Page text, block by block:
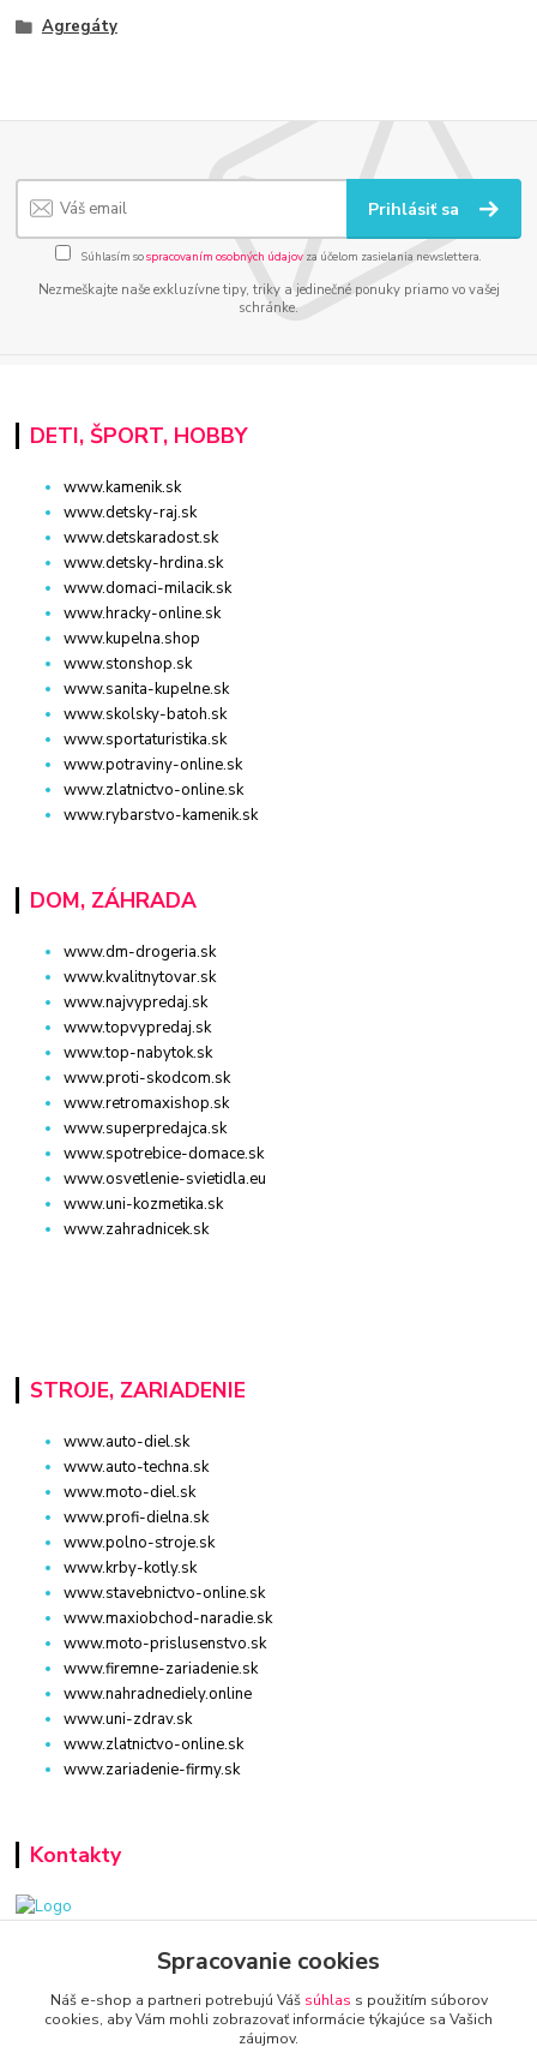
Agregáty
Prihlásiť sa
Súhlasím sospracovaním osobných údajov za účelom zasielania newslettera.
Nezmeškajte naše exkluzívne tipy, triky a jedinečné ponuky priamo vo vašej
schránke.
DETI, ŠPORT, HOBBY
www.kamenik.sk
www.detsky-raj.sk
www.detskaradost.sk
www.detsky-hrdina.sk
www.domaci-milacik.sk
www.hracky-online.sk
www.kupelna.shop
www.stonshop.sk
www.sanita-kupelne.sk
www.skolsky-batoh.sk
www.sportaturistika.sk
www.potraviny-online.sk
www.zlatnictvo-online.sk
www.rybarstvo-kamenik.sk
DOM, ZÁHRADA
www.dm-drogeria.sk
www.kvalitnytovar.sk
www.najvypredaj.sk
www.topvypredaj.sk
www.top-nabytok.sk
www.proti-skodcom.sk
www.retromaxishop.sk
www.superpredajca.sk
www.spotrebice-domace.sk
www.osvetlenie-svietidla.eu
www.uni-kozmetika.sk
www.zahradnicek.sk
STROJE, ZARIADENIE
www.auto-diel.sk
www.auto-techna.sk
www.moto-diel.sk
www.profi-dielna.sk
www.polno-stroje.sk
www.krby-kotly.sk
www.stavebnictvo-online.sk
www.maxiobchod-naradie.sk
www.moto-prislusenstvo.sk
www.firemne-zariadenie.sk
www.nahradnediely.online
www.uni-zdrav.sk
www.zlatnictvo-online.sk
www.zariadenie-firmy.sk
Kontakty
www.zariadenie-firmy.sk
+421 940 949 000
Spracovanie cookies
Náš e-shop a partneri potrebujú Váš súhlas s použitím súborov
cookies, aby Vám mohli zobrazovať informácie týkajúce sa Vašich
záujmov.